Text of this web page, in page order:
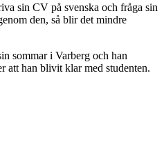
sin CV på svenska och fråga sin
den, så blir det mindre
sommar i Varberg och han
att han blivit klar med studenten.